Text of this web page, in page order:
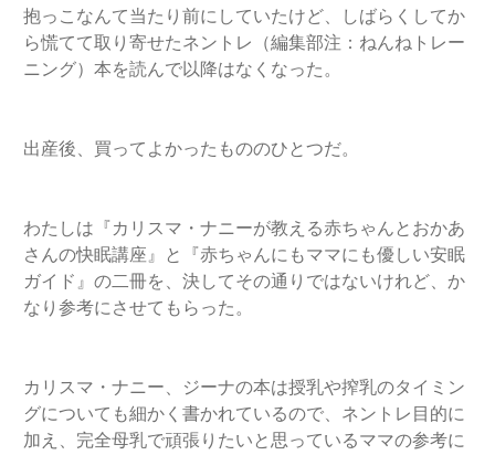
抱っこなんて当たり前にしていたけど、しばらくしてか
ら慌てて取り寄せたネントレ（編集部注：ねんねトレー
ニング）本を読んで以降はなくなった。
出産後、買ってよかったもののひとつだ。
わたしは『カリスマ・ナニーが教える赤ちゃんとおかあ
さんの快眠講座』と『赤ちゃんにもママにも優しい安眠
ガイド』の二冊を、決してその通りではないけれど、か
なり参考にさせてもらった。
カリスマ・ナニー、ジーナの本は授乳や搾乳のタイミン
グについても細かく書かれているので、ネントレ目的に
加え、完全母乳で頑張りたいと思っているママの参考に